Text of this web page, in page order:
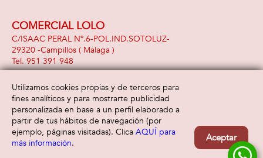
COMERCIAL LOLO
C/ISAAC PERAL Nº.6-POL.IND.SOTOLUZ-
29320 -Campillos ( Malaga )
951 391 948
Información
Aviso legal
Política de privacidad
Política de cookies
Atención al cliente
Envío y devolución
Contacto
Utilizamos cookies propias y de terceros para
fines analíticos y para mostrarte publicidad
personalizada en base a un perfil elaborado a
partir de tus hábitos de navegación (por
ejemplo, páginas visitadas). Clica AQUÍ para
más información. Aceptar